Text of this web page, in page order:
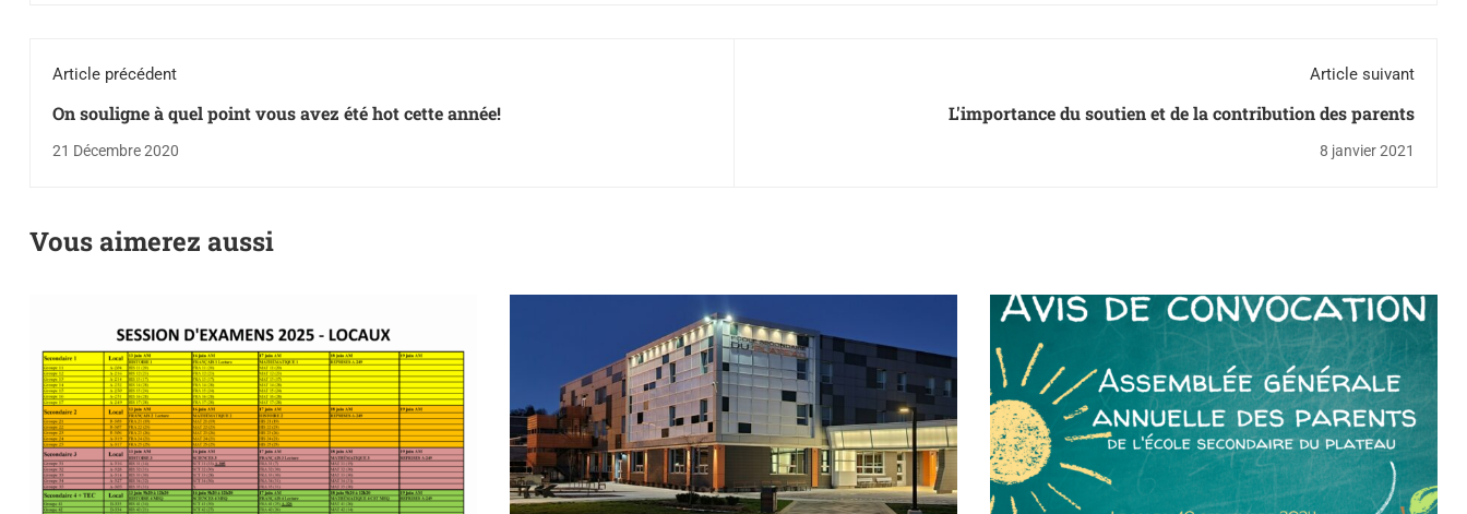
Article précédent
On souligne à quel point vous avez été hot cette année!
21 Décembre 2020
Article suivant
L'importance du soutien et de la contribution des parents
8 janvier 2021
Vous aimerez aussi